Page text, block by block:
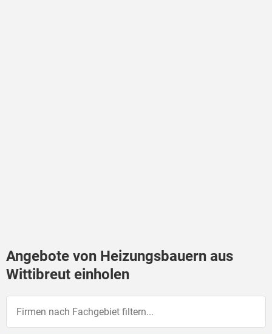
Angebote von Heizungsbauern aus
Wittibreut einholen